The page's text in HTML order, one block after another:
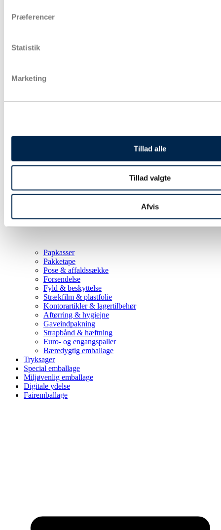
Præferencer
Statistik
Marketing
Tillad alle
Tillad valgte
Afvis
Papkasser
Pakketape
Pose & affaldssække
Forsendelse
Fyld & beskyttelse
Strækfilm & plastfolie
Kontorartikler & lagertilbehør
Aftørring & hygiejne
Gaveindpakning
Strapbånd & hæftning
Euro- og engangspaller
Bæredygtig emballage
Tryksager
Special emballage
Miljøvenlig emballage
Digitale ydelse
Fairemballage